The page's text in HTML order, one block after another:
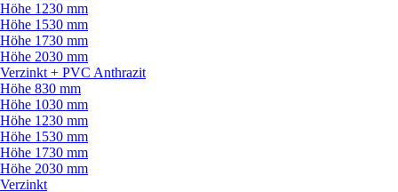
Höhe 1230 mm
Höhe 1530 mm
Höhe 1730 mm
Höhe 2030 mm
Verzinkt + PVC Anthrazit
Höhe 830 mm
Höhe 1030 mm
Höhe 1230 mm
Höhe 1530 mm
Höhe 1730 mm
Höhe 2030 mm
Verzinkt